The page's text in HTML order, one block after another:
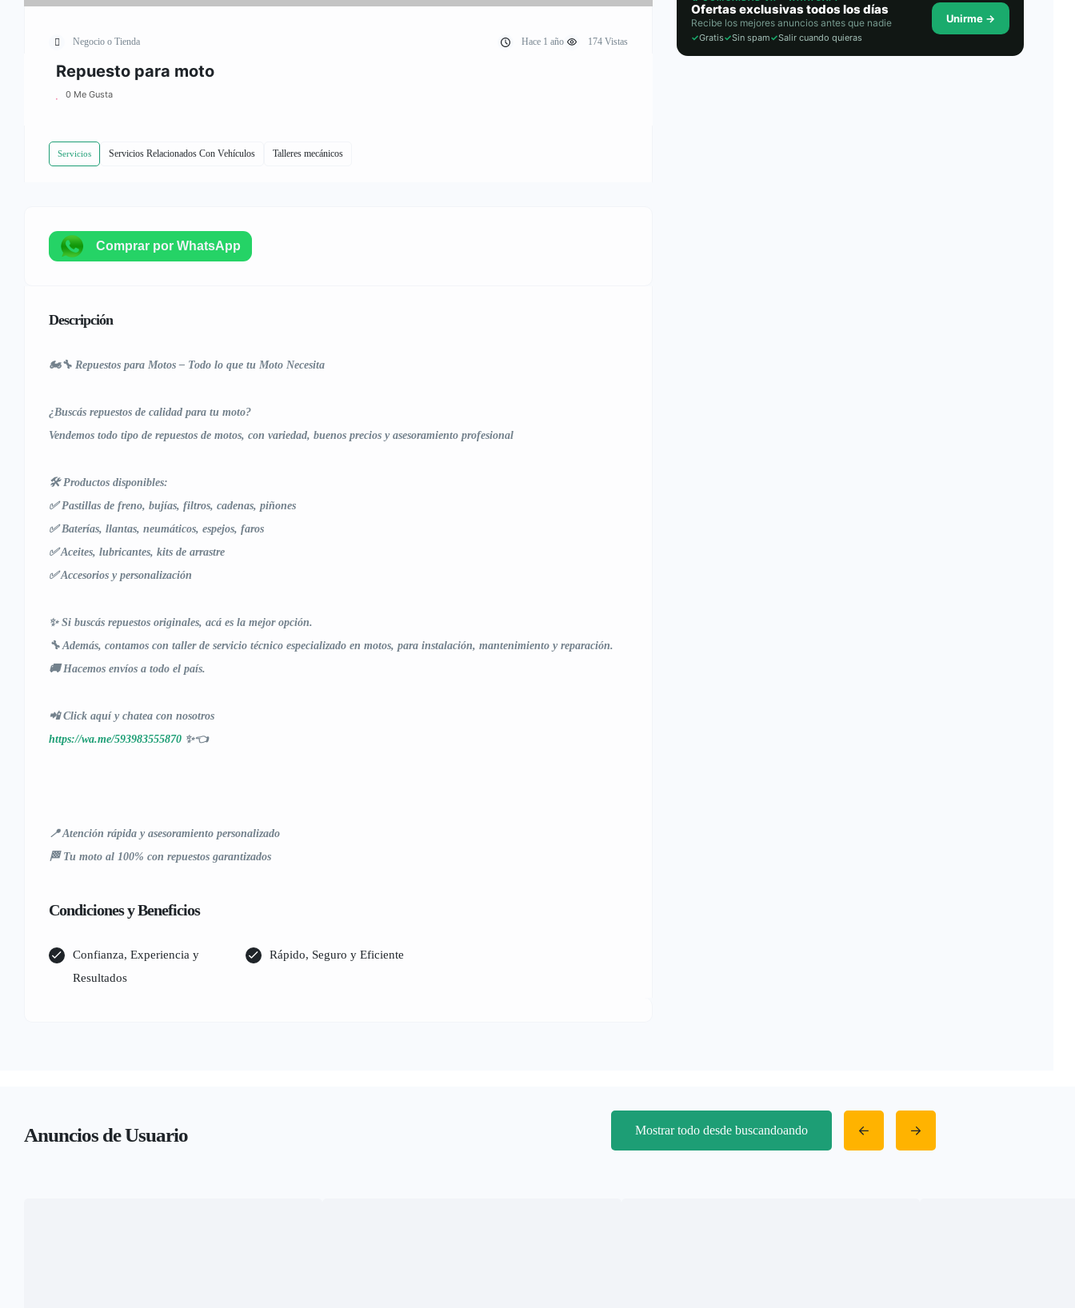
Negocio o Tienda Hace 1 año 174 Vistas
Repuesto para moto
0 Me Gusta
Servicios Servicios Relacionados Con Vehículos Talleres mecánicos
Comprar por WhatsApp
Descripción
🏍️🔧 Repuestos para Motos – Todo lo que tu Moto Necesita
¿Buscás repuestos de calidad para tu moto?
Vendemos todo tipo de repuestos de motos, con variedad, buenos precios y asesoramiento profesional
🛠️ Productos disponibles:
✅ Pastillas de freno, bujías, filtros, cadenas, piñones
✅ Baterías, llantas, neumáticos, espejos, faros
✅ Aceites, lubricantes, kits de arrastre
✅ Accesorios y personalización
✨ Si buscás repuestos originales, acá es la mejor opción.
🔧 Además, contamos con taller de servicio técnico especializado en motos, para instalación, mantenimiento y reparación.
🚚 Hacemos envíos a todo el país.
📲 Click aquí y chatea con nosotros
https://wa.me/593983555870 ✨👈
📍 Atención rápida y asesoramiento personalizado
🏁 Tu moto al 100% con repuestos garantizados
Condiciones y Beneficios
Confianza, Experiencia y
Resultados
Rápido, Seguro y Eficiente
Ofertas exclusivas todos los días
Recibe los mejores anuncios antes que nadie
✓Gratis✓Sin spam✓Salir cuando quieras
Unirme →
Anuncios de Usuario Mostrar todo desde buscandoando